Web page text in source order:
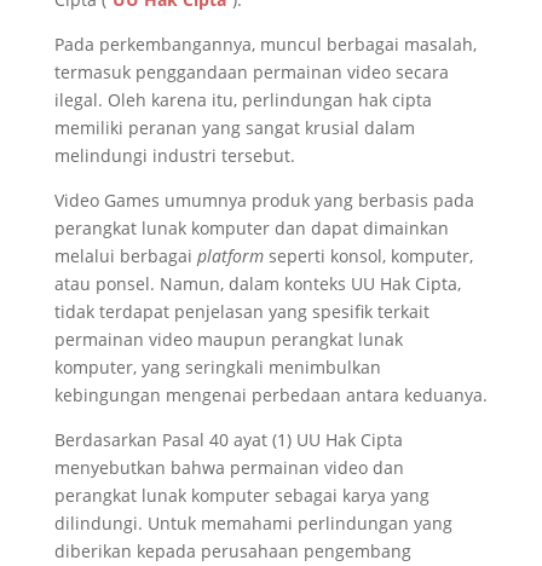
Pada perkembangannya, muncul berbagai masalah,
termasuk penggandaan permainan video secara
ilegal. Oleh karena itu, perlindungan hak cipta
memiliki peranan yang sangat krusial dalam
melindungi industri tersebut.
Video Games umumnya produk yang berbasis pada
perangkat lunak komputer dan dapat dimainkan
melalui berbagai platformseperti konsol, komputer,
atau ponsel. Namun, dalam konteks UU Hak Cipta,
tidak terdapat penjelasan yang spesifik terkait
permainan video maupun perangkat lunak
komputer, yang seringkali menimbulkan
kebingungan mengenai perbedaan antara keduanya.
Berdasarkan Pasal 40 ayat (1) UU Hak Cipta
menyebutkan bahwa permainan video dan
perangkat lunak komputer sebagai karya yang
dilindungi. Untuk memahami perlindungan yang
diberikan kepada perusahaan pengembang